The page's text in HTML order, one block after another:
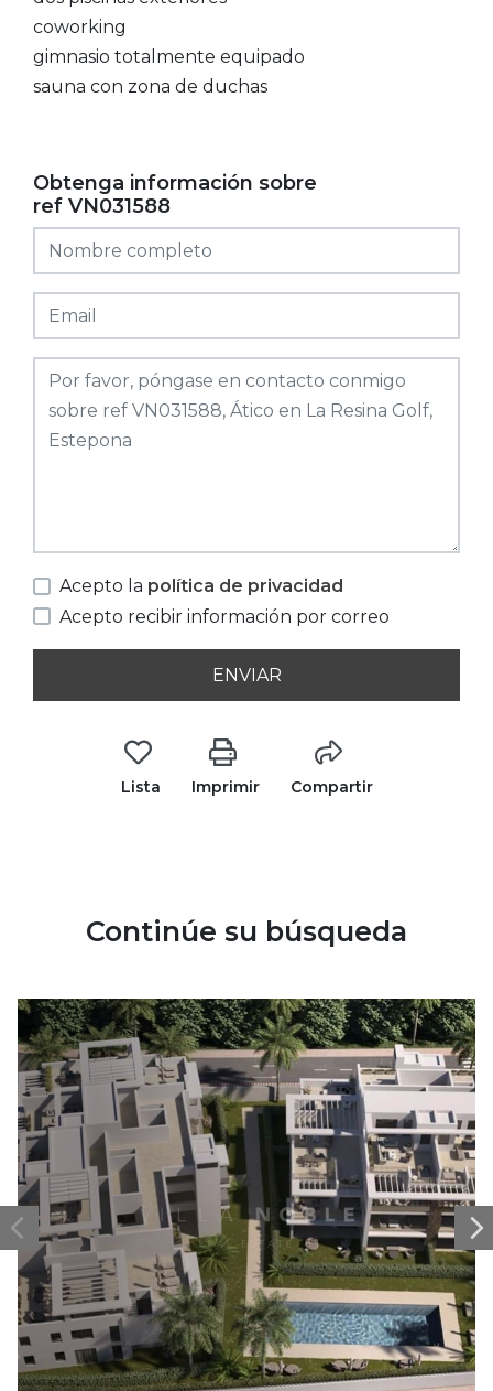
Obtenga información sobre
ref VN031588
Acepto la política de privacidad
Acepto recibir información por correo
ENVIAR
Lista Imprimir Compartir
coworking
gimnasio totalmente equipado
sauna con zona de duchas
Continúe su búsqueda